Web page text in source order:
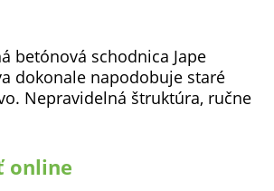
betónová schodnica Jape
dokonale napodobuje staré
Nepravidelná štruktúra, ručne
online